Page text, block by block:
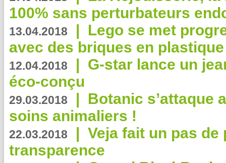
100% sans perturbateurs
13.04.2018 | Lego se met
avec des briques en
12.04.2018 | G-star lance un
éco-conçu
29.03.2018 | Botanic s’attaque
soins animaliers !
22.03.2018 | Veja fait un pas de
transparence